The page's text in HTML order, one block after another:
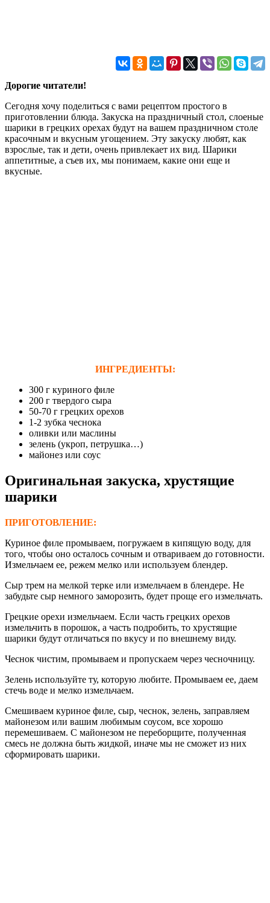
Дорогие читатели!
Сегодня хочу поделиться с вами рецептом простого в
приготовлении блюда. Закуска на праздничный стол, слоеные
шарики в грецких орехах будут на вашем праздничном столе
красочным и вкусным угощением. Эту закуску любят, как
взрослые, так и дети, очень привлекает их вид. Шарики
аппетитные, а съев их, мы понимаем, какие они еще и
вкусные.
ИНГРЕДИЕНТЫ:
300 г куриного филе
200 г твердого сыра
50-70 г грецких орехов
1-2 зубка чеснока
оливки или маслины
зелень (укроп, петрушка…)
майонез или соус
Оригинальная закуска, хрустящие
шарики
ПРИГОТОВЛЕНИЕ:
Куриное филе промываем, погружаем в кипящую воду, для
того, чтобы оно осталось сочным и отвариваем до готовности.
Измельчаем ее, режем мелко или используем блендер.
Сыр трем на мелкой терке или измельчаем в блендере. Не
забудьте сыр немного заморозить, будет проще его измельчать.
Грецкие орехи измельчаем. Если часть грецких орехов
измельчить в порошок, а часть подробить, то хрустящие
шарики будут отличаться по вкусу и по внешнему виду.
Чеснок чистим, промываем и пропускаем через чесночницу.
Зелень используйте ту, которую любите. Промываем ее, даем
стечь воде и мелко измельчаем.
Смешиваем куриное филе, сыр, чеснок, зелень, заправляем
майонезом или вашим любимым соусом, все хорошо
перемешиваем. С майонезом не переборщите, полученная
смесь не должна быть жидкой, иначе мы не сможет из них
сформировать шарики.